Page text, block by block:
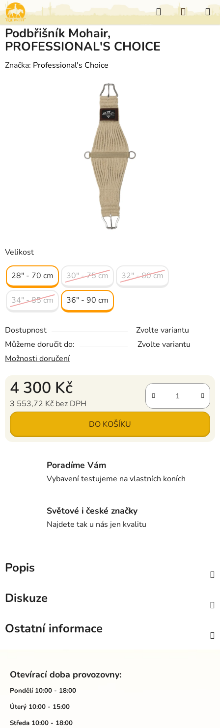
Přejít
na
obsah
Hledat
KOŠÍK
Velikost
28" - 70 cm 30" - 75 cm 32" - 80 cm
34" - 85 cm 36" - 90 cm
Dostupnost
Zvolte variantu
Můžeme doručit do:
Zvolte variantu
Možnosti doručení
4 300 Kč
3 553,72 Kč bez DPH
Měrná cena: DO KOŠÍKU
Podbřišník Mohair,
PROFESSIONAL'S CHOICE
Značka: Professional's Choice
Poradíme Vám
Vybavení testujeme na vlastních koních
Světové i české značky
Najdete tak u nás jen kvalitu
Popis
Diskuze
Ostatní informace
Otevírací doba provozovny:
Pondělí 10:00 - 18:00
Úterý 10:00 - 15:00
Středa 10:00 - 18:00